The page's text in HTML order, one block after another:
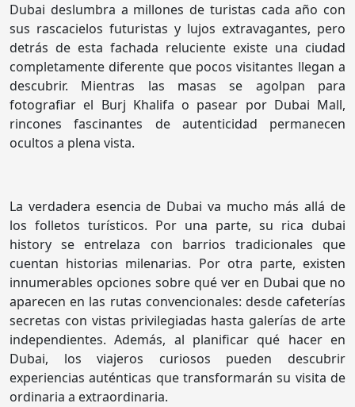
Dubai deslumbra a millones de turistas cada año con
sus rascacielos futuristas y lujos extravagantes, pero
detrás de esta fachada reluciente existe una ciudad
completamente diferente que pocos visitantes llegan a
descubrir. Mientras las masas se agolpan para
fotografiar el Burj Khalifa o pasear por Dubai Mall,
rincones fascinantes de autenticidad permanecen
ocultos a plena vista.
La verdadera esencia de Dubai va mucho más allá de
los folletos turísticos. Por una parte, su rica dubai
history se entrelaza con barrios tradicionales que
cuentan historias milenarias. Por otra parte, existen
innumerables opciones sobre qué ver en Dubai que no
aparecen en las rutas convencionales: desde cafeterías
secretas con vistas privilegiadas hasta galerías de arte
independientes. Además, al planificar qué hacer en
Dubai, los viajeros curiosos pueden descubrir
experiencias auténticas que transformarán su visita de
ordinaria a extraordinaria.